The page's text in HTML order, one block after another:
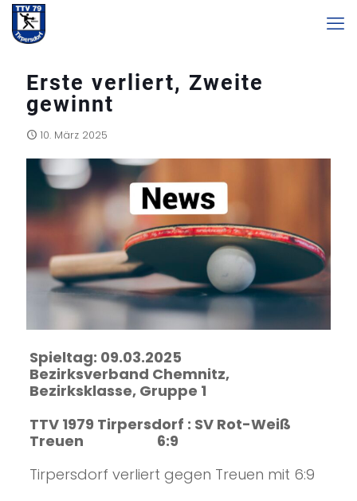
Erste verliert, Zweite
gewinnt
10. März 2025
Spieltag: 09.03.2025
Bezirksverband Chemnitz,
Bezirksklasse, Gruppe 1
TTV 1979 Tirpersdorf : SV Rot-Weiß
Treuen 6:9
Tirpersdorf verliert gegen Treuen mit 6:9